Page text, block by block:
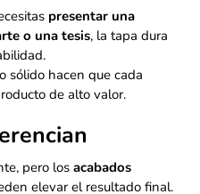
presentar una
o una tesis, la tapa dura
sólido hacen que cada
de alto valor.
pero los acabados
elevar el resultado final.